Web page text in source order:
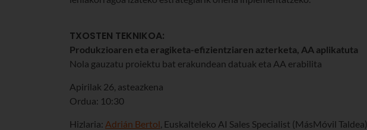
TXOSTEN TEKNIKOA:
Produkzioaren eta eragiketa-efizientziaren azterketa, AA aplikatuta
Nola gauzatu proiektu bat erakundean datuak eta AA erabilita
Apirilak 26, asteazkena
Ordua: 10:30
Hizlaria: Adrián Bertol, Euskalteleko AI Sales Specialist (MásMóvil Taldea)